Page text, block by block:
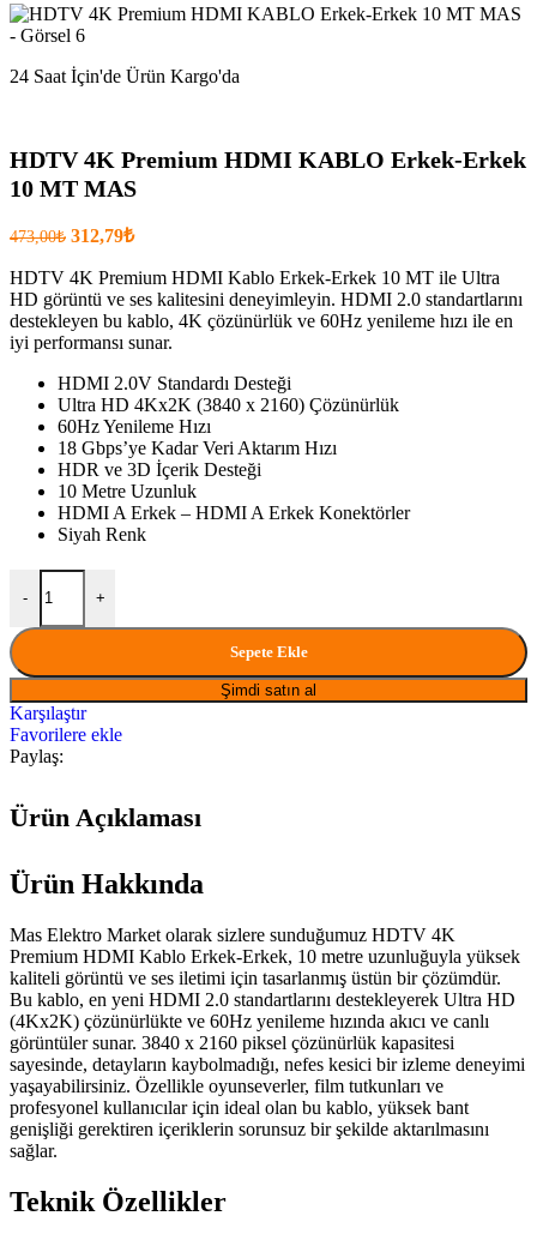
24 Saat İçin'de Ürün Kargo'da
HDTV 4K Premium HDMI KABLO Erkek-Erkek
10 MT MAS
473,00₺ Orijinal
473,00₺.
312,79₺Şu
fiyat:
312,79₺
.
HDTV 4K Premium HDMI Kablo Erkek-Erkek 10 MT ile Ultra
HD görüntü ve ses kalitesini deneyimleyin. HDMI 2.0 standartlarını
destekleyen bu kablo, 4K çözünürlük ve 60Hz yenileme hızı ile en
iyi performansı sunar.
HDMI 2.0V Standardı Desteği
Ultra HD 4Kx2K (3840 x 2160) Çözünürlük
60Hz Yenileme Hızı
18 Gbps’ye Kadar Veri Aktarım Hızı
HDR ve 3D İçerik Desteği
10 Metre Uzunluk
HDMI A Erkek – HDMI A Erkek Konektörler
Siyah Renk
-
HDTV 4K Premium HDMI KABLO Erkek-Erkek 10 MT MAS
+
Sepete Ekle
Şimdi satın al
Karşılaştır
Favorilere ekle
Paylaş:
Ürün Açıklaması
Ürün Hakkında
Mas Elektro Market olarak sizlere sunduğumuz HDTV 4K
Premium HDMI Kablo Erkek-Erkek, 10 metre uzunluğuyla yüksek
kaliteli görüntü ve ses iletimi için tasarlanmış üstün bir çözümdür.
Bu kablo, en yeni HDMI 2.0 standartlarını destekleyerek Ultra HD
(4Kx2K) çözünürlükte ve 60Hz yenileme hızında akıcı ve canlı
görüntüler sunar. 3840 x 2160 piksel çözünürlük kapasitesi
sayesinde, detayların kaybolmadığı, nefes kesici bir izleme deneyimi
yaşayabilirsiniz. Özellikle oyunseverler, film tutkunları ve
profesyonel kullanıcılar için ideal olan bu kablo, yüksek bant
genişliği gerektiren içeriklerin sorunsuz bir şekilde aktarılmasını
sağlar.
Teknik Özellikler